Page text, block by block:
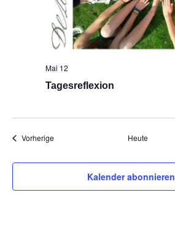
Tagesreflexion
Mai 12
VorherigeVeranstaltungen Heute
Kalender abonnieren